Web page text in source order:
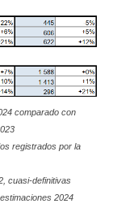
comparado con
registrados por la
cuasi-definitivas
2024